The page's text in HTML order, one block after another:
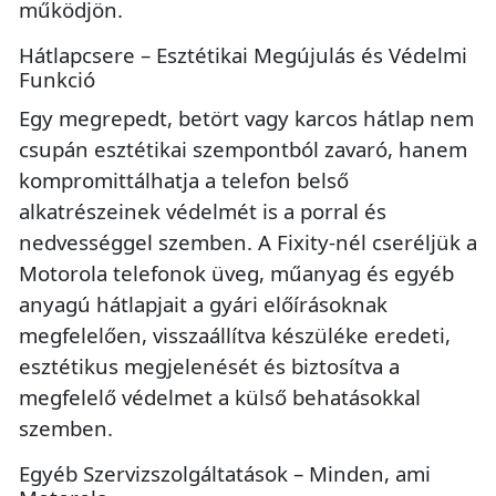
működjön.
Hátlapcsere – Esztétikai Megújulás és Védelmi
Funkció
Egy megrepedt, betört vagy karcos hátlap nem
csupán esztétikai szempontból zavaró, hanem
kompromittálhatja a telefon belső
alkatrészeinek védelmét is a porral és
nedvességgel szemben. A Fixity-nél cseréljük a
Motorola telefonok üveg, műanyag és egyéb
anyagú hátlapjait a gyári előírásoknak
megfelelően, visszaállítva készüléke eredeti,
esztétikus megjelenését és biztosítva a
megfelelő védelmet a külső behatásokkal
szemben.
Egyéb Szervizszolgáltatások – Minden, ami